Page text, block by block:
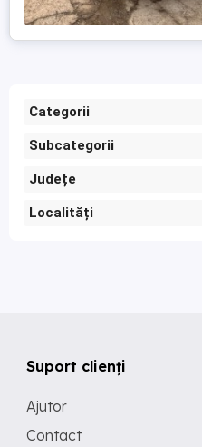
Categorii
Subcategorii
Județe
Localități
Suport clienți
Ajutor
Contact